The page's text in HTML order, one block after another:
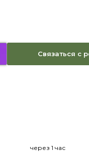
Связаться с
через 1 час